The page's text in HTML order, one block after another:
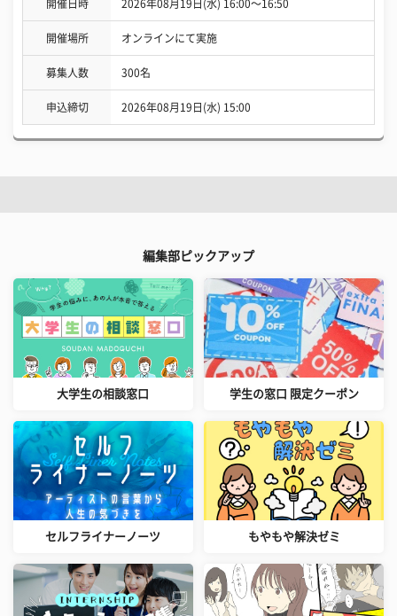
開催日時 2026年08月19日(水) 16:00〜16:50
開催場所 オンラインにて実施
募集人数 300名
申込締切 2026年08月19日(水) 15:00
編集部ピックアップ
大学生の相談窓口 学生の窓口 限定クーポン
セルフライナーノーツ もやもや解決ゼミ